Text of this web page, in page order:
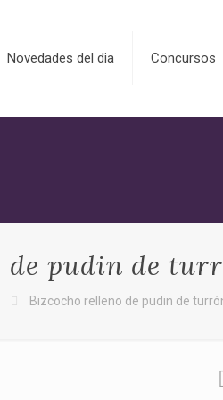
Novedades del dia Concursos
de pudin de
Bizcocho relleno de pudin de